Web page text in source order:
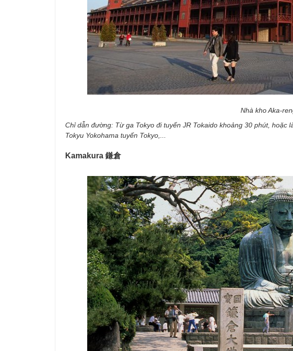
Nhà kho Aka-
Chỉ dẫn đường: Từ ga Tokyo đi tuyến JR Tokaido khoảng 30 phút, hoặc
Tokyu Yokohama tuyến Tokyo,...
Kamakura 鎌倉​